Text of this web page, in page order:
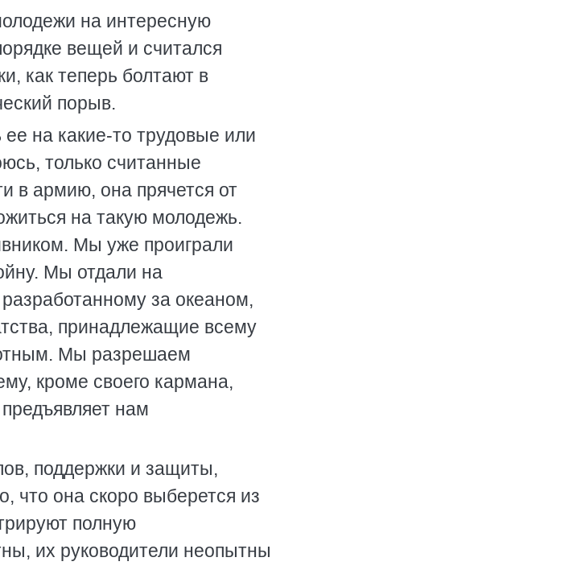
на интересную
вещей и считался
как теперь болтают в
порыв.
на какие-то трудовые или
только считанные
в армию, она прячется от
на такую молодежь.
Мы уже проиграли
Мы отдали на
за океаном,
принадлежащие всему
Мы разрешаем
кроме своего кармана,
нам
поддержки и защиты,
что она скоро выберется из
полную
их руководители неопытны